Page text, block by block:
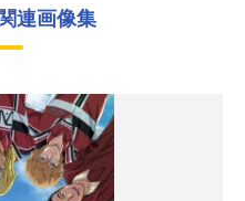
連画像集